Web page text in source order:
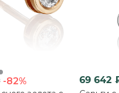
-82% 69 642